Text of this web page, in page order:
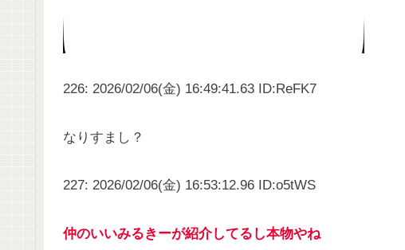
226: 2026/02/06(金) 16:49:41.63 ID:ReFK7
なりすまし？
227: 2026/02/06(金) 16:53:12.96 ID:o5tWS
仲のいいみるきーが紹介してるし本物やね